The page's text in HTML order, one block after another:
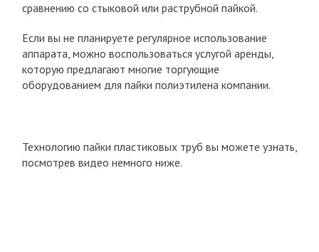
сравнению со стыковой или раструбной пайкой.
Если вы не планируете регулярное использование
аппарата, можно воспользоваться услугой аренды,
которую предлагают многие торгующие
оборудованием для пайки полиэтилена компании.
Технологию пайки пластиковых труб вы можете узнать,
посмотрев видео немного ниже.